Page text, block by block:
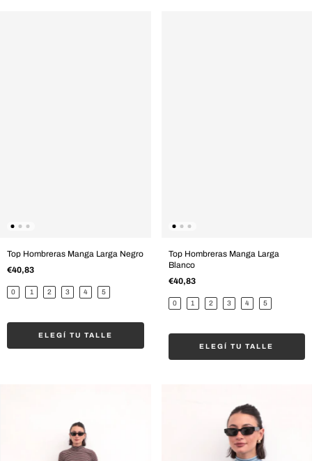
Top Hombreras Manga Larga Negro
€40,83
0 1 2 3 4 5
ELEGÍ TU TALLE
Top Hombreras Manga Larga
Blanco
€40,83
0 1 2 3 4 5
ELEGÍ TU TALLE